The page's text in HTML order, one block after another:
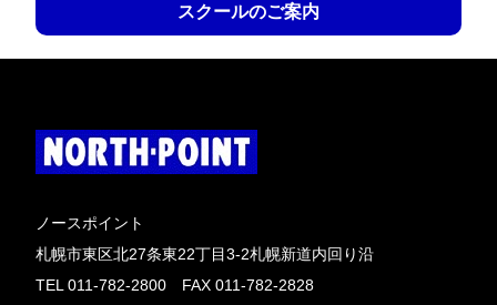
スクールのご案内
ノースポイント
札幌市東区北27条東22丁目3-2札幌新道内回り沿
TEL 011-782-2800 FAX 011-782-2828